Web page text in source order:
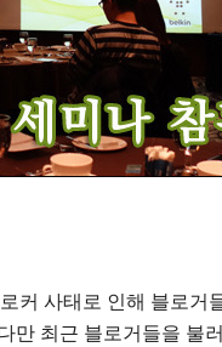
커 사태로 인해 블로거
만 최근 블로거들을 불